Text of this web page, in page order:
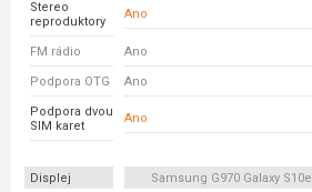
Stereo
reproduktory
Ano
FM rádio Ano
Podpora OTG Ano
Podpora dvou
SIM karet
Ano
Displej Samsung G970 Galaxy S10e